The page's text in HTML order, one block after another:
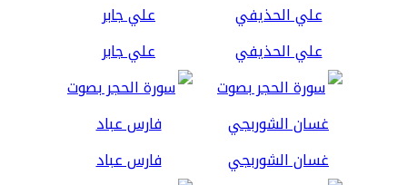
علي الحذيفي علي جابر
غسان الشوربجي فارس عباد